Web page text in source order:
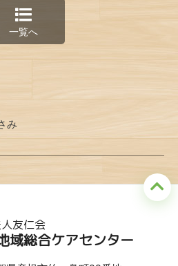
一覧へ
み
友仁会
域総合ケアセンター